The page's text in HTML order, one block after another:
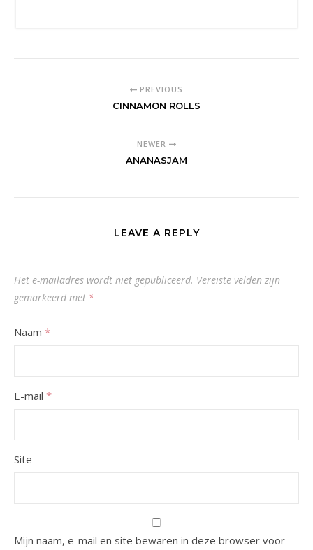
PREVIOUS
CINNAMON ROLLS
NEWER
ANANASJAM
LEAVE A REPLY
Het e-mailadres wordt niet gepubliceerd. Vereiste velden zijn
gemarkeerd met *
Naam *
E-mail *
Site
Mijn naam, e-mail en site bewaren in deze browser voor